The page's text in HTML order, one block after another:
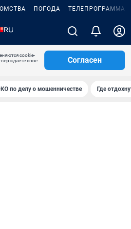
ПОГОДА ТЕЛЕПРОГРАММА
cookie-
свое
Согласен
по делу о мошенничестве Где